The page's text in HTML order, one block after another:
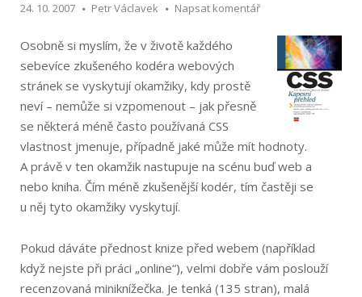
24. 10. 2007 Petr Václavek Napsat komentář
Osobně si myslím, že v životě každého
sebevíce zkušeného kodéra webových
stránek se vyskytují okamžiky, kdy prostě
neví – nemůže si vzpomenout – jak přesně
se některá méně často používaná CSS
vlastnost jmenuje, případně jaké může mít hodnoty.
A právě v ten okamžik nastupuje na scénu buď web a
nebo kniha. Čím méně zkušenější kodér, tím častěji se
u něj tyto okamžiky vyskytují.
Pokud dáváte přednost knize před webem (například
když nejste při práci „online“), velmi dobře vám poslouží
recenzovaná miniknížečka. Je tenká (135 stran), malá